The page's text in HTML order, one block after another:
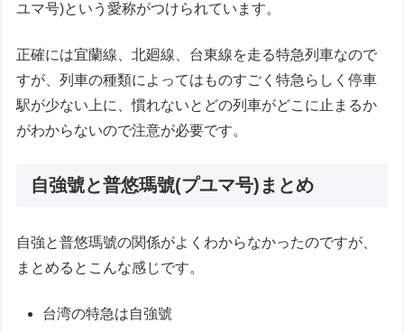
ユマ号)という愛称がつけられています。
正確には宜蘭線、北廻線、台東線を走る特急列車なので
すが、列車の種類によってはものすごく特急らしく停車
駅が少ない上に、慣れないとどの列車がどこに止まるか
がわからないので注意が必要です。
自強號と普悠瑪號(プユマ号)まとめ
自強と普悠瑪號の関係がよくわからなかったのですが、
まとめるとこんな感じです。
台湾の特急は自強號